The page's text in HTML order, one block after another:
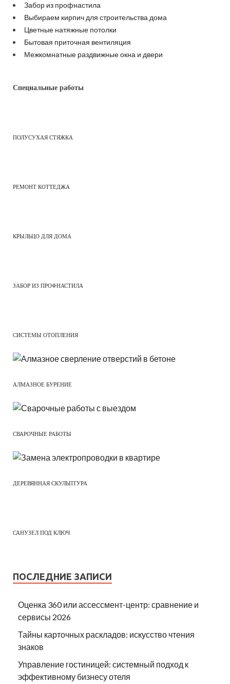
Забор из профнастила
Выбираем кирпич для строительства дома
Цветные натяжные потолки
Бытовая приточная вентиляция
Межкомнатные раздвижные окна и двери
Специальные работы
ПОЛУСУХАЯ СТЯЖКА
РЕМОНТ КОТТЕДЖА
КРЫЛЬЦО ДЛЯ ДОМА
ЗАБОР ИЗ ПРОФНАСТИЛА
СИСТЕМЫ ОТОПЛЕНИЯ
АЛМАЗНОЕ БУРЕНИЕ
СВАРОЧНЫЕ РАБОТЫ
ДЕРЕВЯННАЯ СКУЛЬПТУРА
САНУЗЕЛ ПОД КЛЮЧ
ПОСЛЕДНИЕ ЗАПИСИ
Оценка 360 или ассессмент-центр: сравнение и
сервисы 2026
Тайны карточных раскладов: искусство чтения
знаков
Управление гостиницей: системный подход к
эффективному бизнесу отеля